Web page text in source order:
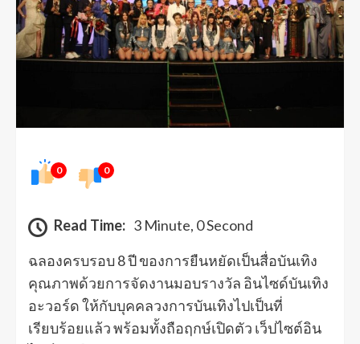
0 0
Read Time: 3 Minute, 0 Second
ฉลองครบรอบ 8 ปี ของการยืนหยัดเป็นสื่อบันเทิง
คุณภาพด้วยการจัดงานมอบรางวัล อินไซด์บันเทิง
อะวอร์ด ให้กับบุคคลวงการบันเทิงไปเป็นที่
เรียบร้อยแล้ว พร้อมทั้งถือฤกษ์เปิดตัว เว็ปไซต์อิน